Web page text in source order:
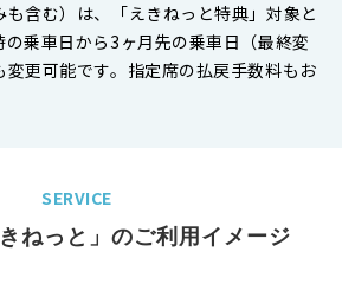
含む）は、「えきねっと特典」対象と
乗車日から3ヶ月先の乗車日（最終変
更可能です。指定席の払戻手数料もお
SERVICE
ねっと」のご利用イメージ